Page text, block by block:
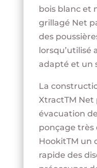
bois blanc et
grillagé Net
des
lorsqu’utilisé
adapté et un
La
XtractTM
évacuation
ponçage très
HookitTM un
rapide des